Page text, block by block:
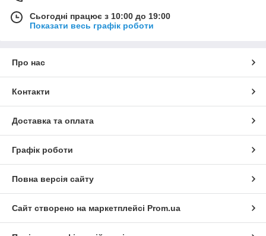
Сьогодні працює з 10:00 до 19:00
Показати весь графік роботи
Про нас
Контакти
Доставка та оплата
Графік роботи
Повна версія сайту
Сайт створено на маркетплейсі Prom.ua